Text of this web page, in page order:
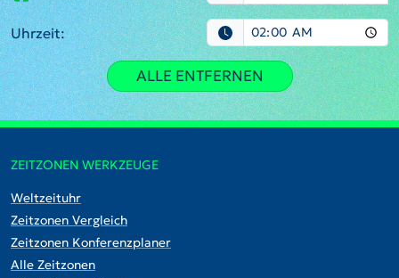
Uhrzeit:
ALLE ENTFERNEN
ZEITZONEN WERKZEUGE
Weltzeituhr
Zeitzonen Vergleich
Zeitzonen Konferenzplaner
Alle Zeitzonen